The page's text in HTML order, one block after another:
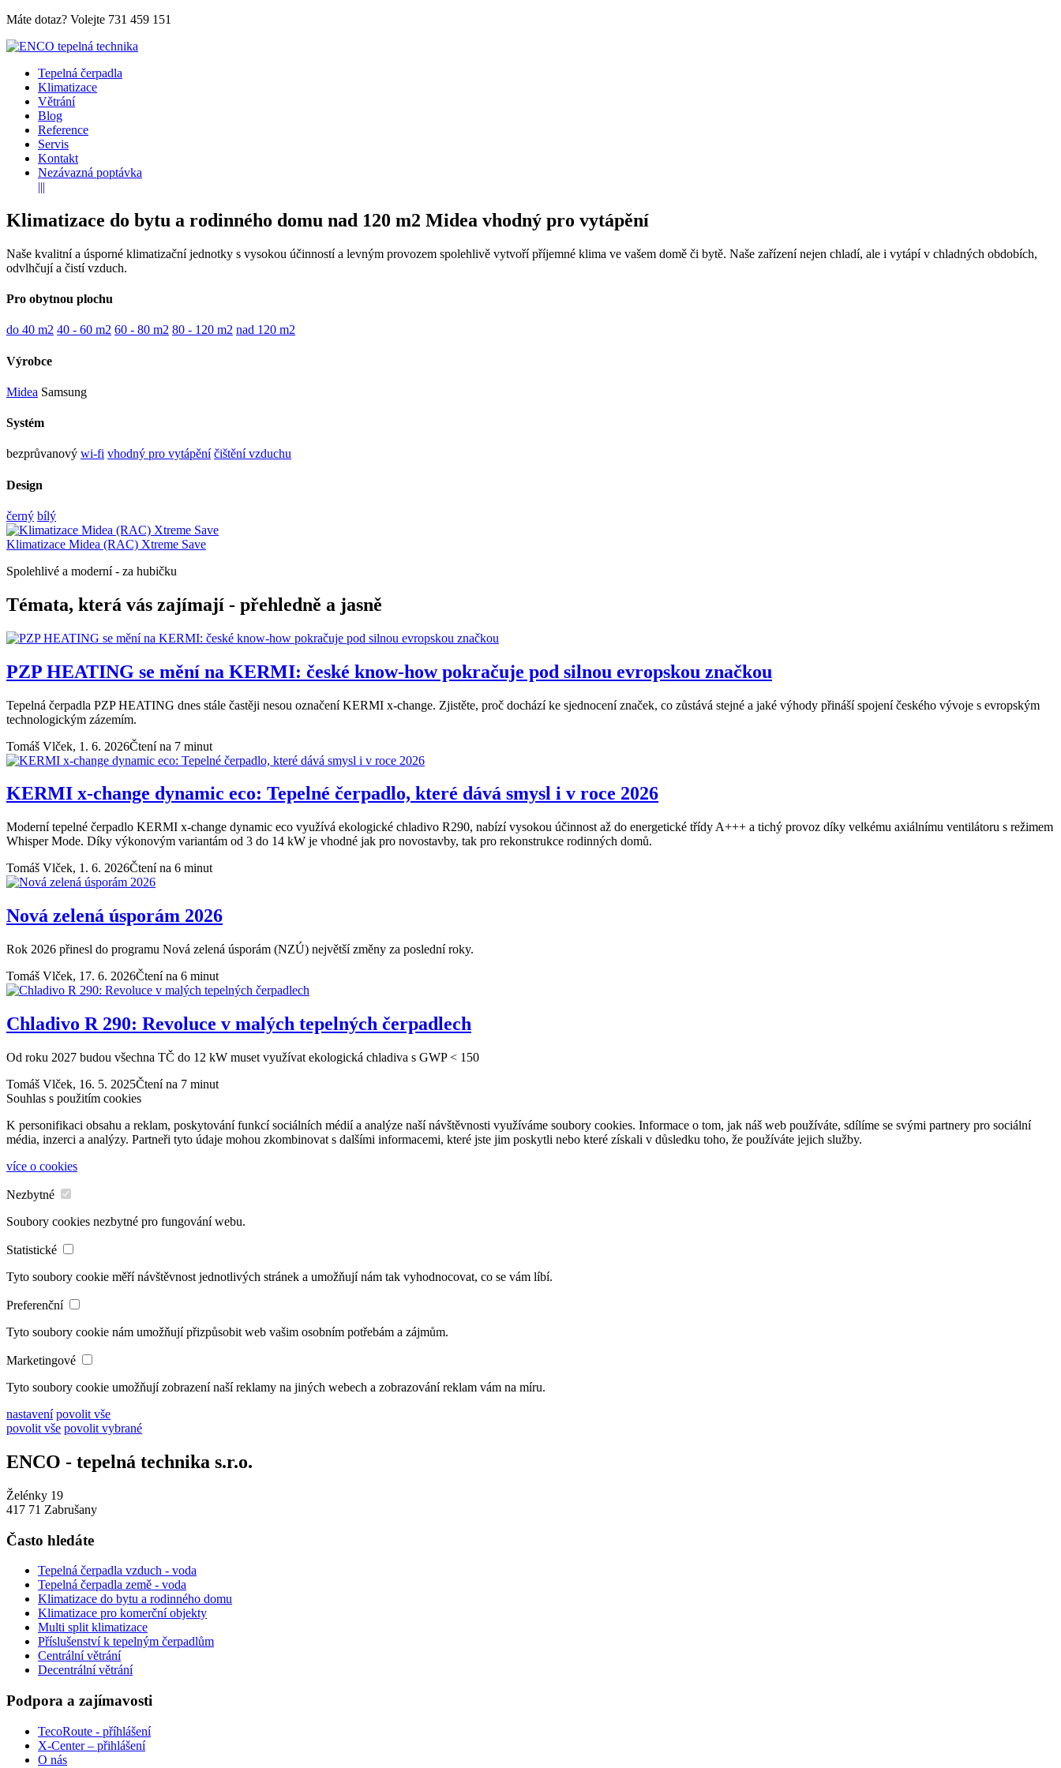
Máte dotaz? Volejte 731 459 151
Tepelná čerpadla
Klimatizace
Větrání
Blog
Reference
Servis
Kontakt
Nezávazná poptávka
|||
Klimatizace do bytu a rodinného domu nad 120 m2 Midea vhodný pro vytápění
Naše kvalitní a úsporné klimatizační jednotky s vysokou účinností a levným provozem spolehlivě vytvoří příjemné klima ve vašem domě či bytě. Naše zařízení nejen chladí, ale i vytápí v chladných obdobích,
odvlhčují a čistí vzduch.
Pro obytnou plochu
do 40 m2 40 - 60 m2 60 - 80 m2 80 - 120 m2 nad 120 m2
Výrobce
Midea Samsung
Systém
bezprůvanový wi-fi vhodný pro vytápění čištění vzduchu
Design
černý bílý
Klimatizace Midea (RAC) Xtreme Save
Spolehlivé a moderní - za hubičku
Témata, která vás zajímají - přehledně a jasně
PZP HEATING se mění na KERMI: české know-how pokračuje pod silnou evropskou značkou
Tepelná čerpadla PZP HEATING dnes stále častěji nesou označení KERMI x-change. Zjistěte, proč dochází ke sjednocení značek, co zůstává stejné a jaké výhody přináší spojení českého vývoje s evropským
technologickým zázemím.
Tomáš Vlček, 1. 6. 2026Čtení na 7 minut
KERMI x-change dynamic eco: Tepelné čerpadlo, které dává smysl i v roce 2026
Moderní tepelné čerpadlo KERMI x-change dynamic eco využívá ekologické chladivo R290, nabízí vysokou účinnost až do energetické třídy A+++ a tichý provoz díky velkému axiálnímu ventilátoru s režimem
Whisper Mode. Díky výkonovým variantám od 3 do 14 kW je vhodné jak pro novostavby, tak pro rekonstrukce rodinných domů.
Tomáš Vlček, 1. 6. 2026Čtení na 6 minut
Nová zelená úsporám 2026
Rok 2026 přinesl do programu Nová zelená úsporám (NZÚ) největší změny za poslední roky.
Tomáš Vlček, 17. 6. 2026Čtení na 6 minut
Chladivo R 290: Revoluce v malých tepelných čerpadlech
Od roku 2027 budou všechna TČ do 12 kW muset využívat ekologická chladiva s GWP < 150
Tomáš Vlček, 16. 5. 2025Čtení na 7 minut
Souhlas s použitím cookies
K personifikaci obsahu a reklam, poskytování funkcí sociálních médií a analýze naší návštěvnosti využíváme soubory cookies. Informace o tom, jak náš web používáte, sdílíme se svými partnery pro sociální
média, inzerci a analýzy. Partneři tyto údaje mohou zkombinovat s dalšími informacemi, které jste jim poskytli nebo které získali v důsledku toho, že používáte jejich služby.
více o cookies
Nezbytné
Soubory cookies nezbytné pro fungování webu.
Statistické
Tyto soubory cookie měří návštěvnost jednotlivých stránek a umožňují nám tak vyhodnocovat, co se vám líbí.
Preferenční
Tyto soubory cookie nám umožňují přizpůsobit web vašim osobním potřebám a zájmům.
Marketingové
Tyto soubory cookie umožňují zobrazení naší reklamy na jiných webech a zobrazování reklam vám na míru.
nastavení povolit vše
povolit vše povolit vybrané
ENCO - tepelná technika s.r.o.
Želénky 19
417 71 Zabrušany
Často hledáte
Tepelná čerpadla vzduch - voda
Tepelná čerpadla země - voda
Klimatizace do bytu a rodinného domu
Klimatizace pro komerční objekty
Multi split klimatizace
Příslušenství k tepelným čerpadlům
Centrální větrání
Decentrální větrání
Podpora a zajímavosti
TecoRoute - příhlášení
X-Center – přihlášení
O nás